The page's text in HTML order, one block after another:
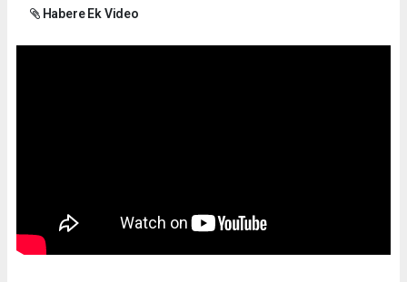
Habere Ek Video